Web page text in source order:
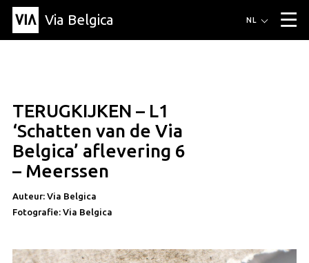
Via Belgica ▼
Artikel
Educatie
Recept
Vrienden
Over Via Belgica
Over Via Belgica
Onderzoek
Educatie
Vrienden
De gids
Organisatie
NL
educatie
TERUGKIJKEN – L1
‘Schatten van de Via
Belgica’ aflevering 6
– Meerssen
Auteur: Via Belgica
Fotografie: Via Belgica